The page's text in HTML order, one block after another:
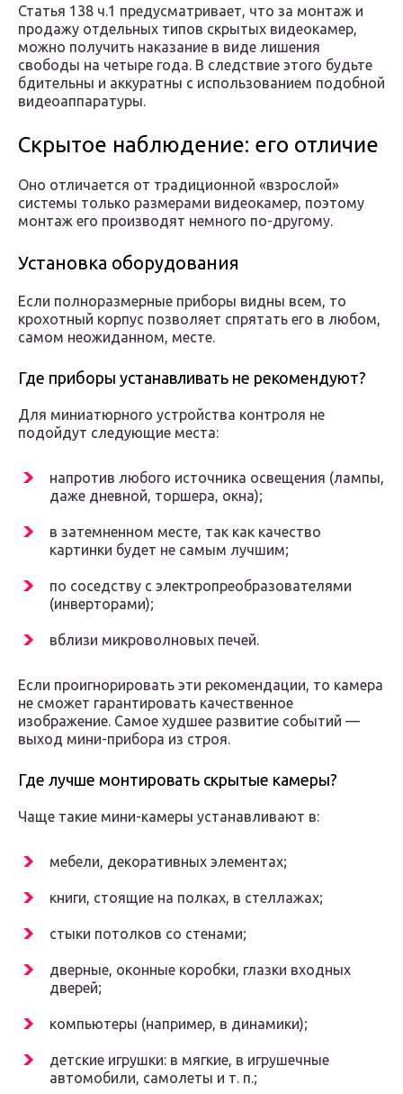
Статья 138 ч.1 предусматривает, что за монтаж и
продажу отдельных типов скрытых видеокамер,
можно получить наказание в виде лишения
свободы на четыре года. В следствие этого будьте
бдительны и аккуратны с использованием подобной
видеоаппаратуры.
Скрытое наблюдение: его отличие
Оно отличается от традиционной «взрослой»
системы только размерами видеокамер, поэтому
монтаж его производят немного по-другому.
Установка оборудования
Если полноразмерные приборы видны всем, то
крохотный корпус позволяет спрятать его в любом,
самом неожиданном, месте.
Где приборы устанавливать не рекомендуют?
Для миниатюрного устройства контроля не
подойдут следующие места:
напротив любого источника освещения (лампы,
даже дневной, торшера, окна);
в затемненном месте, так как качество
картинки будет не самым лучшим;
по соседству с электропреобразователями
(инверторами);
вблизи микроволновых печей.
Если проигнорировать эти рекомендации, то камера
не сможет гарантировать качественное
изображение. Самое худшее развитие событий —
выход мини-прибора из строя.
Где лучше монтировать скрытые камеры?
Чаще такие мини-камеры устанавливают в:
мебели, декоративных элементах;
книги, стоящие на полках, в стеллажах;
стыки потолков со стенами;
дверные, оконные коробки, глазки входных
дверей;
компьютеры (например, в динамики);
детские игрушки: в мягкие, в игрушечные
автомобили, самолеты и т. п.;